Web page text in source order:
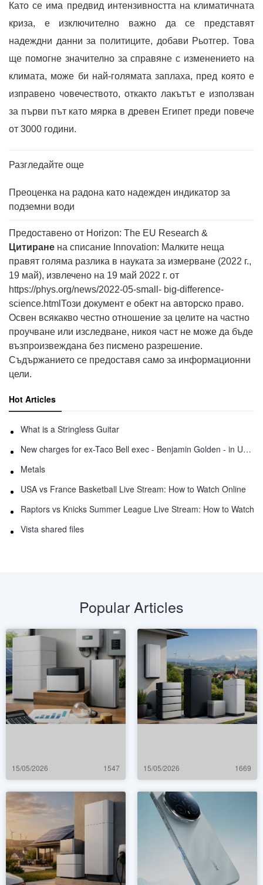
Като се има предвид интензивността на климатичната
криза, е изключително важно да се представят
надеждни данни за политиците, добави Рьотгер. Това
ще помогне значително за справяне с изменението на
климата, може би най-голямата заплаха, пред която е
изправено човечеството, откакто лакътът е използван
за първи път като мярка в древен Египет преди повече
от 3000 години.
Разгледайте още
Преоценка на радона като надежден индикатор за
подземни води
Предоставено от Horizon: The EU Research &
Цитиране на списание Innovation: Малките неща
правят голяма разлика в науката за измерване (2022 г.,
19 май), извлечено на 19 май 2022 г. от
https://phys.org/news/2022-05-small- big-difference-
science.htmlТози документ е обект на авторско право.
Освен всякакво честно отношение за целите на частно
проучване или изследване, никоя част не може да бъде
възпроизвеждана без писмено разрешение.
Съдържанието се предоставя само за информационни
цели.
Hot Articles
What is a Stringless Guitar
New charges for ex-Taco Bell exec - Benjamin Golden - in Uber fracas
Metals
USA vs France Basketball Live Stream: How to Watch Online
Raptors vs Knicks Summer League Live Stream: How to Watch
Vista shared files
Popular Articles
15/05/2026 1547 15/05/2026 1669